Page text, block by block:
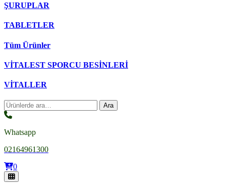
ŞURUPLAR
TABLETLER
Tüm Ürünler
VİTALEST SPORCU BESİNLERİ
VİTALLER
Ara: Ara
Whatsapp
02164961300
0